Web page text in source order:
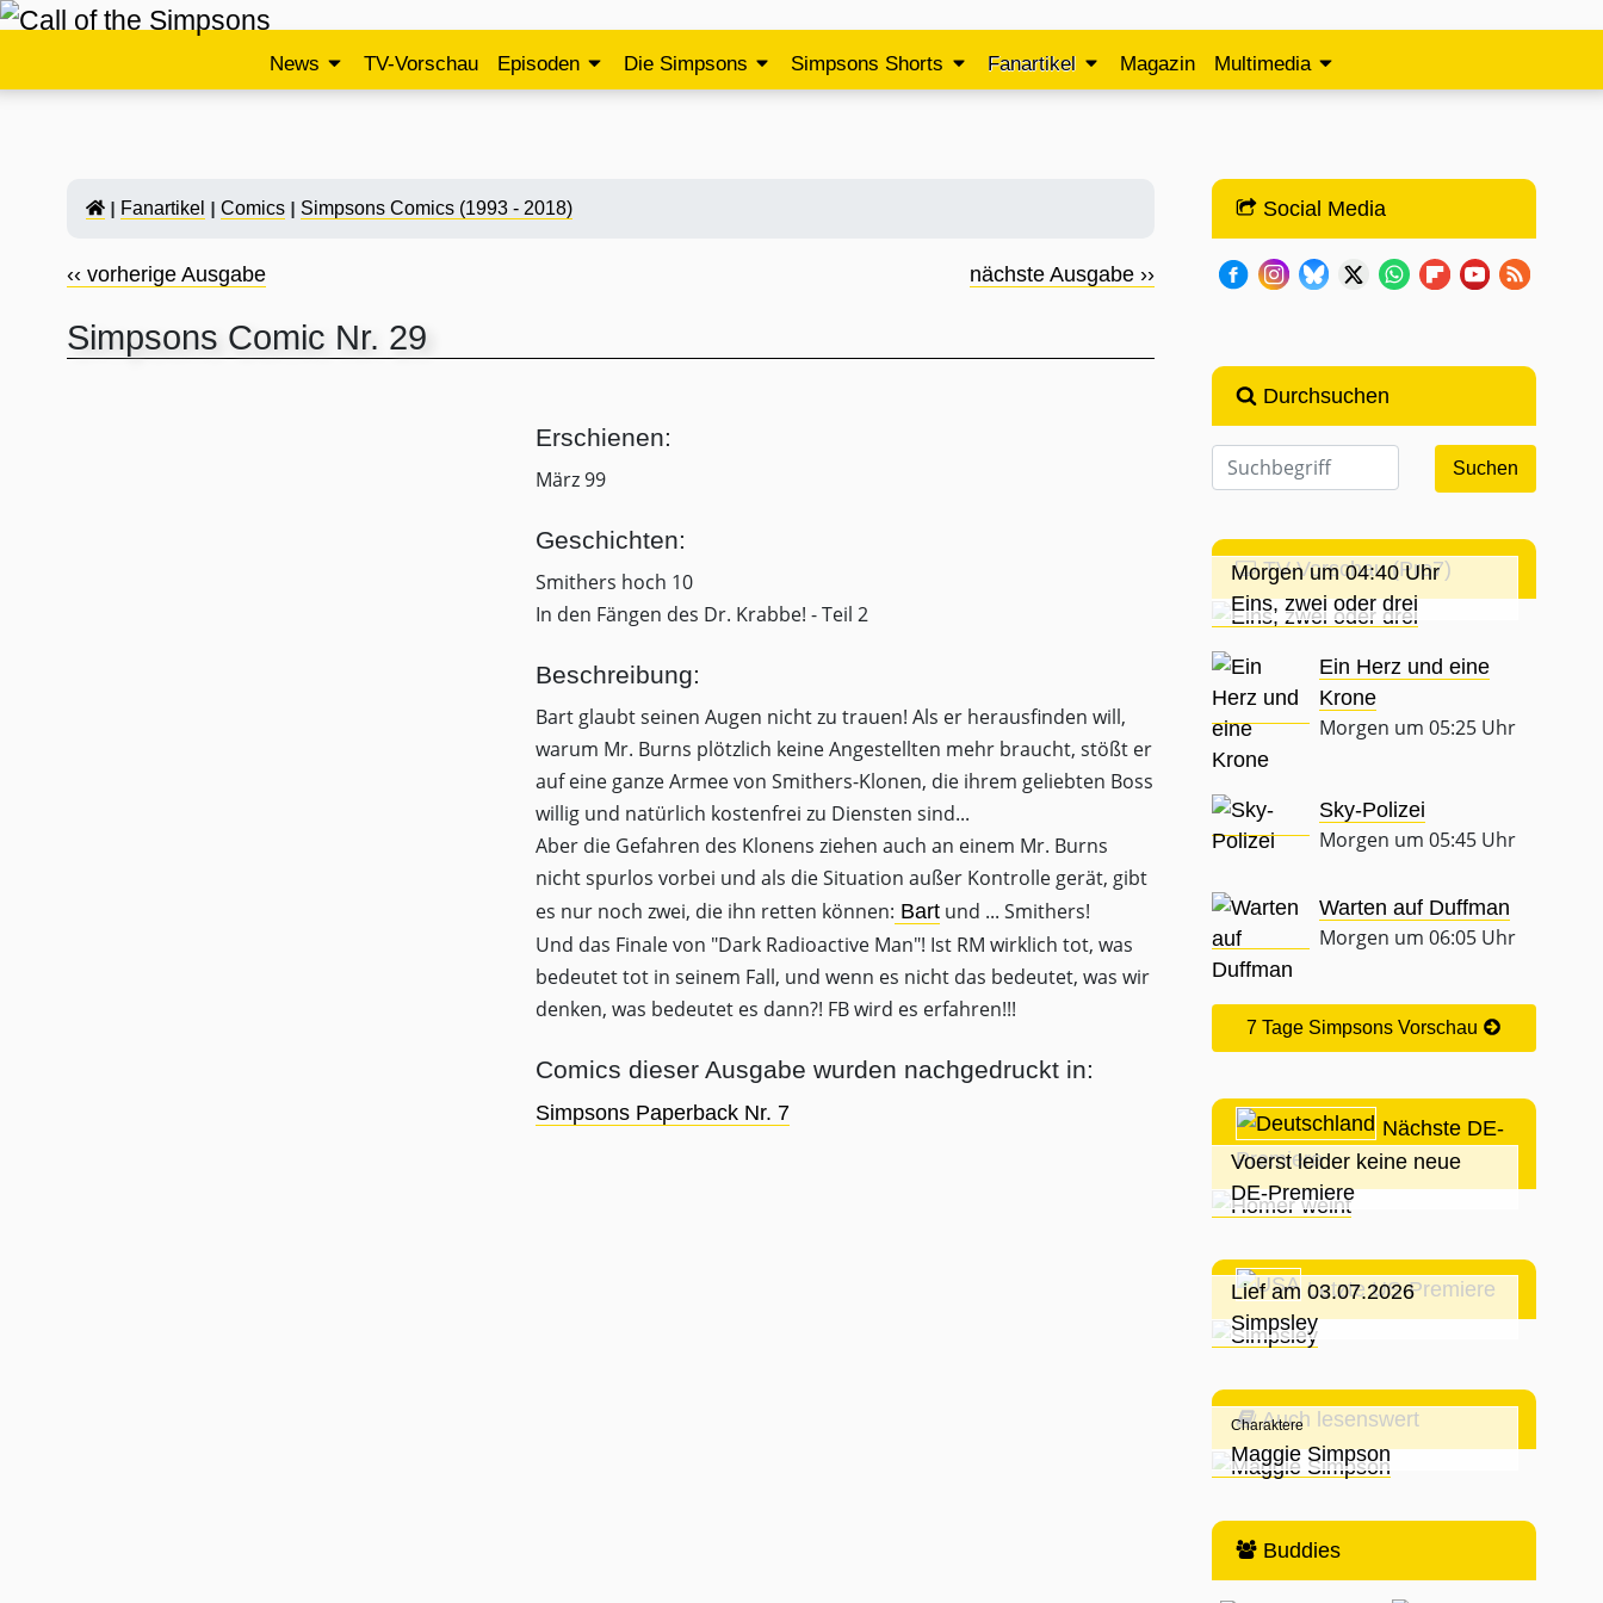
News TV-Vorschau Episoden Die Simpsons Simpsons Shorts Fanartikel Magazin Multimedia
Fanartikel Comics Simpsons Comics (1993 - 2018)
‹‹ vorherige Ausgabe nächste Ausgabe ››
Simpsons Comic Nr. 29
Erschienen:
März 99
Geschichten:
Smithers hoch 10
In den Fängen des Dr. Krabbe! - Teil 2
Beschreibung:
Bart glaubt seinen Augen nicht zu trauen! Als er herausfinden will,
warum Mr. Burns plötzlich keine Angestellten mehr braucht, stößt er
auf eine ganze Armee von Smithers-Klonen, die ihrem geliebten Boss
willig und natürlich kostenfrei zu Diensten sind...
Aber die Gefahren des Klonens ziehen auch an einem Mr. Burns
nicht spurlos vorbei und als die Situation außer Kontrolle gerät, gibt
es nur noch zwei, die ihn retten können: Bartund ... Smithers!
Und das Finale von "Dark Radioactive Man"! Ist RM wirklich tot, was
bedeutet tot in seinem Fall, und wenn es nicht das bedeutet, was wir
denken, was bedeutet es dann?! FB wird es erfahren!!!
Comics dieser Ausgabe wurden nachgedruckt in:
Simpsons Paperback Nr. 7
Social Media
Durchsuchen
TV-Vorschau (Pro7)
Morgen um 04:40 Uhr
Eins, zwei oder drei
Ein Herz und eine
Krone
Morgen um 05:25 Uhr
Sky-Polizei
Morgen um 05:45 Uhr
Warten auf Duffman
Morgen um 06:05 Uhr
7 Tage Simpsons Vorschau
Nächste DE-
Premiere
Voerst leider keine neue
DE-Premiere
Letzte US-Premiere
Lief am 03.07.2026
Simpsley
Auch lesenswert
Charaktere
Maggie Simpson
Buddies